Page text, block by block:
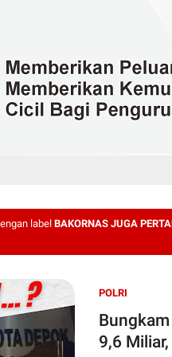
label BAKORNAS JUGA
POLRI
9,6